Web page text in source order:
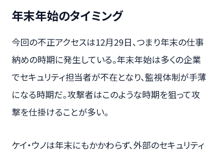
年末年始のタイミング
今回の不正アクセスは12月29日、つまり年末の仕事
納めの時期に発生している。年末年始は多くの企業
でセキュリティ担当者が不在となり、監視体制が手薄
になる時期だ。攻撃者はこのような時期を狙って攻
撃を仕掛けることが多い。
ケイ・ウノは年末にもかかわらず、外部のセキュリティ